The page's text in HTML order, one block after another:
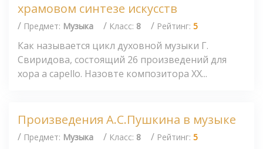
храмовом синтезе искусств
/ Предмет: Музыка / Класс: 8 / Рейтинг: 5
Как называется цикл духовной музыки Г.
Свиридова, состоящий 26 произведений для
хора a capello. Назовте композитора XX...
Произведения А.С.Пушкина в музыке
/ Предмет: Музыка / Класс: 8 / Рейтинг: 5